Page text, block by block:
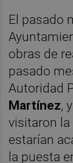
El pasado
obras de
pasado
Autoridad
Martínez,
visitaron la
estarían
la puesta